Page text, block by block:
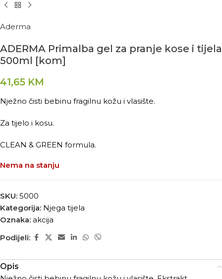
Aderma
ADERMA Primalba gel za pranje kose i tijela
500ml [kom]
41,65 KM
Nježno čisti bebinu fragilnu kožu i vlasište.
Za tijelo i kosu.
CLEAN & GREEN formula.
Nema na stanju
SKU: 5000
Kategorija: Njega tijela
Oznaka: akcija
Podijeli:
Opis